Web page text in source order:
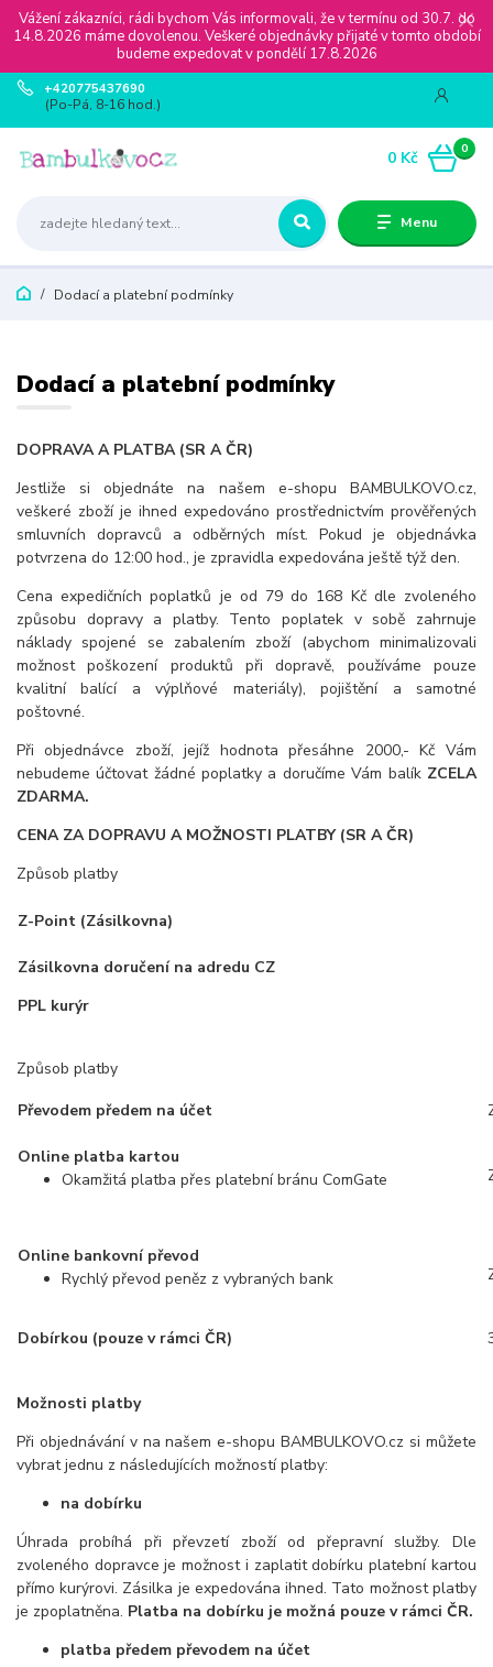
Vážení zákazníci, rádi bychom Vás informovali, že v termínu od 30.7. do
14.8.2026 máme dovolenou. Veškeré objednávky přijaté v tomto období
budeme expedovat v pondělí 17.8.2026
Menu
+420775437690
(Po-Pá, 8-16 hod.)
0
0 Kč
Dodací a platební podmínky
Dodací a platební podmínky
DOPRAVA A PLATBA (SR A ČR)
Jestliže si objednáte na našem e-shopu BAMBULKOVO.cz,
veškeré zboží je ihned expedováno prostřednictvím prověřených
smluvních dopravců a odběrných míst. Pokud je objednávka
potvrzena do 12:00 hod., je zpravidla expedována ještě týž den.
Cena expedičních poplatků je od 79 do 168 Kč dle zvoleného
způsobu dopravy a platby. Tento poplatek v sobě zahrnuje
náklady spojené se zabalením zboží (abychom minimalizovali
možnost poškození produktů při dopravě, používáme pouze
kvalitní balící a výplňové materiály), pojištění a samotné
poštovné.
Při objednávce zboží, jejíž hodnota přesáhne 2000,- Kč Vám
nebudeme účtovat žádné poplatky a doručíme Vám balík ZCELA
ZDARMA.
CENA ZA DOPRAVU A MOŽNOSTI PLATBY (SR A ČR)
Způsob platby
Z-Point
Zásilkovna doručení na adredu CZ
PPL kurýr
Způsob platby
Převodem předem na účet
Online platba kartou
Okamžitá platba přes platební bránu ComGate
Online bankovní převod
Rychlý převod peněz z vybraných bank
Dobírkou (pouze v rámci ČR)
Možnosti platby
Při objednávání v na našem e-shopu BAMBULKOVO.cz si můžete
vybrat jednu z následujících možností platby:
na dobírku
Úhrada probíhá při převzetí zboží od přepravní služby. Dle
zvoleného dopravce je možnost i zaplatit dobírku platební kartou
přímo kurýrovi. Zásilka je expedována ihned. Tato možnost platby
je zpoplatněna. Platba na dobírku je možná pouze v rámci ČR.
platba předem převodem na účet